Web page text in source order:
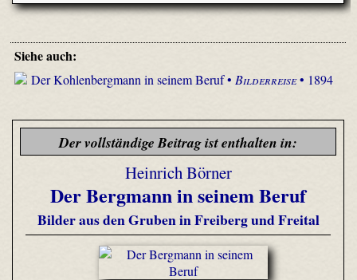
Siehe auch:
Der Kohlenbergmann in seinem Beruf • Bilderreise• 1894
Der vollständige Beitrag ist enthalten in:
Heinrich Börner
Der Bergmann in seinem Beruf
Bilder aus den Gruben in Freiberg und Freital